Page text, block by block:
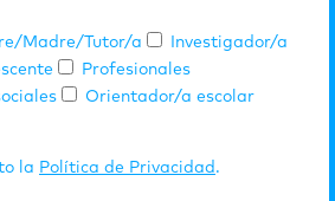
Madre/Tutor/a
Investigador/a
Profesionales
Orientador/a escolar
la Política de Privacidad .